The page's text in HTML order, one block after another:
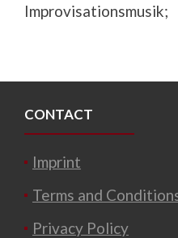
Improvisationsmusik;
CONTACT
Imprint
Terms and
Privacy Policy